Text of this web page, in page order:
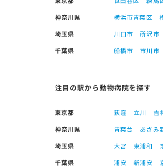
神奈川県
横浜市青葉区
埼玉県
川口市 所沢市
千葉県
船橋市 市川市
注目の駅から動物病院を探す
東京都 荻窪 立川 吉
神奈川県
青葉台 あざみ
埼玉県
大宮 東浦和
千葉県
浦安 新浦安